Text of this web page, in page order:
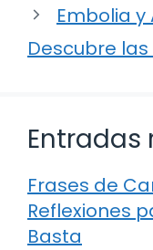
Embolia y
Descubre
Entradas
Frases de
Reflexiones
Basta